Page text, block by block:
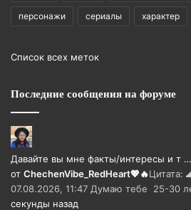
персонажи сериалы характер
Список всех меток
Последние сообщения на форуме
Давайте вы мне факты/интересы и т …
от ChechenVibe_RedHeart💖🔥Цитата:
07.08.2026, 11:47 Думаю тебе 25-30
секунды назад